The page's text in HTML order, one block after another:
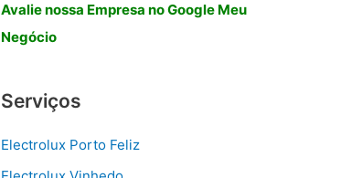
Avalie nossa Empresa no Google Meu
Negócio
Serviços
Electrolux Porto Feliz